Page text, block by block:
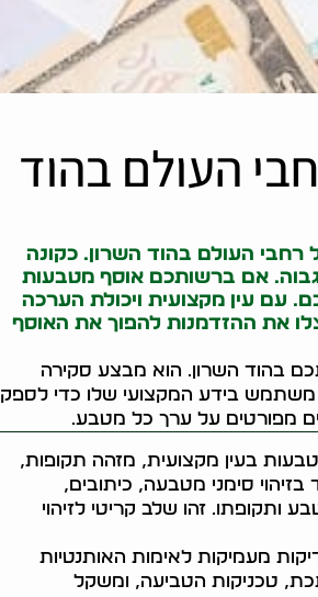
העולם בהוד
רחבי העולם בהוד השרון. כקונה
גבוה. אם ברשותכם אוסף מטבעות
עם עין מקצועית ויכולת הערכה
את ההזדמנות להפוך את האוסף
בהוד השרון. הוא מבצע סקירה
משתמש בידע המקצועי שלו כדי לספק
מפורטים על ערך כל מטבע.
בעין מקצועית, מזהה תקופות,
סימני מטבעה, כיתובים,
ותקופתו. זהו שלב קריטי לזיהוי
מעמיקות לאימות האותנטיות
טכניקות הטביעה, ומשקל